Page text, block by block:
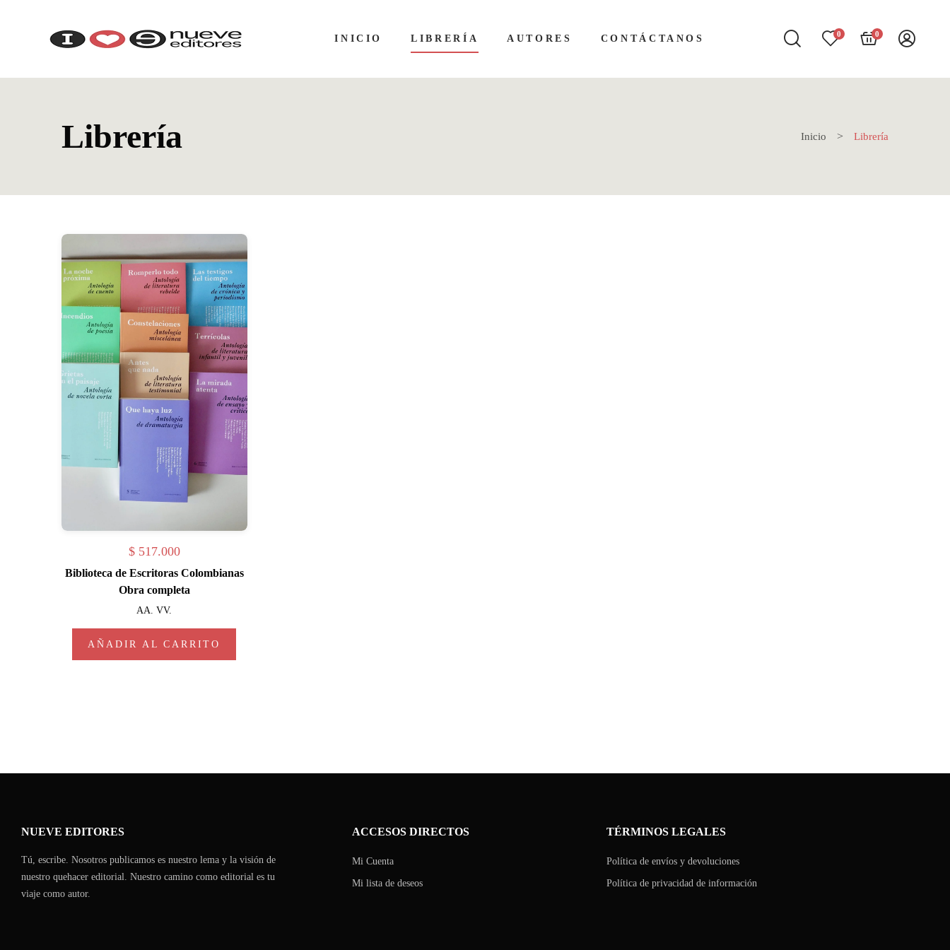
INICIO LIBRERÍA AUTORES CONTÁCTANOS 0 0
Librería Inicio Librería
$517.000
Biblioteca de Escritoras Colombianas
Obra completa
AA. VV.
AÑADIR AL CARRITO
NUEVE EDITORES
Tú, escribe. Nosotros publicamos es nuestro lema y la visión de
nuestro quehacer editorial. Nuestro camino como editorial es tu
viaje como autor.
ACCESOS DIRECTOS
Mi Cuenta
Mi lista de deseos
TÉRMINOS LEGALES
Política de envíos y devoluciones
Política de privacidad de información